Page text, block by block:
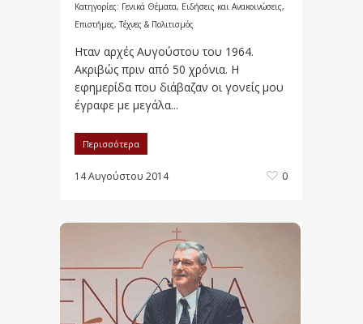
Κατηγορίες: Γενικά Θέματα, Ειδήσεις και Ανακοινώσεις,
Επιστήμες, Τέχνες & Πολιτισμός
Ηταν αρχές Αυγούστου του 1964.
Ακριβώς πριν από 50 χρόνια. Η
εφημερίδα που διάβαζαν οι γονείς μου
έγραφε με μεγάλα...
Περισσότερα
14 Αυγούστου 2014 0